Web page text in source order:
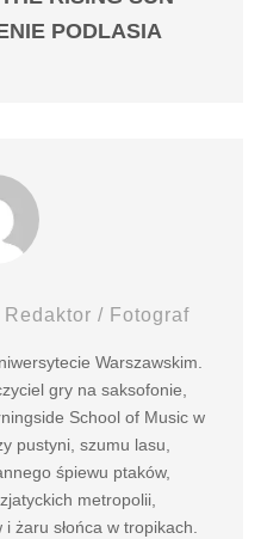
PODLASIA
Redaktor / Fotograf
Warszawskim.
gry na saksofonie,
School of Music w
pustyni, szumu lasu,
śpiewu ptaków,
metropolii,
żaru słońca w tropikach.